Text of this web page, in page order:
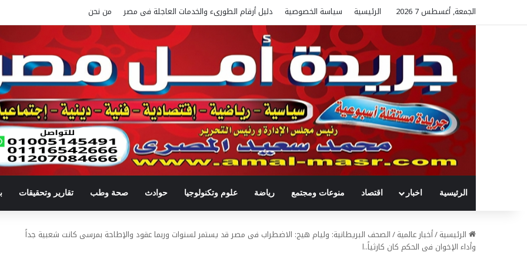
الجمعة, أغسطس 7 2026 الرئيسية سياسة الخصوصية دليل أرقام الطورىء والخدمات العاجلة فى مصر من نحن
الرئيسية اخبار اقتصاد منوعات ومجتمع رياضة علوم وتكنولوجيا حوادث صحة وطب تقارير وتحقيقات
الرئيسية/أخبار عالمية/الصحف البريطانية: وليام هيج: الاضطراب فى مصر قد يستمر لسنوات وربما عقود والإطاحة بمرسى كانت شعبية جداً
وأداء الإخوان فى الحكم كان كارثياً..ا